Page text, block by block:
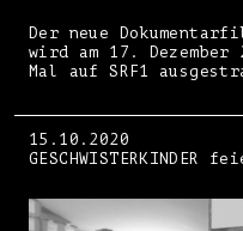
Der neue
wird am 17. Dezember
Mal auf SRF1
15.10.2020